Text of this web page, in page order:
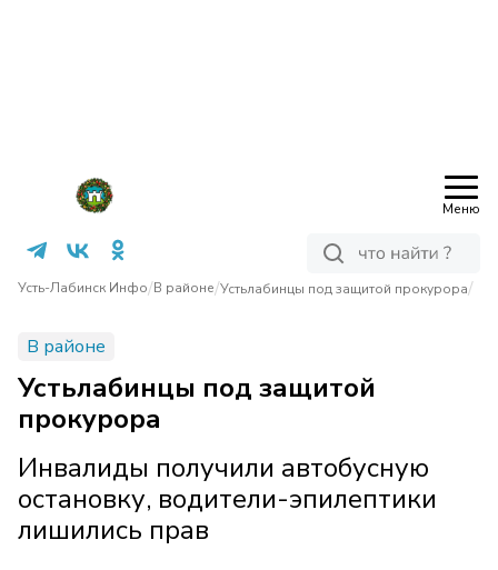
Меню
Усть-Лабинск Инфо/В районе/Устьлабинцы под защитой прокурора/
В районе
Устьлабинцы под защитой
прокурора
Инвалиды получили автобусную
остановку, водители-эпилептики
лишились прав